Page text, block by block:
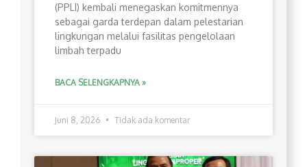
(PPLI) kembali menegaskan komitmennya
sebagai garda terdepan dalam pelestarian
lingkungan melalui fasilitas pengelolaan
limbah terpadu
BACA SELENGKAPNYA »
Juni 8, 2026 Tidak ada komentar